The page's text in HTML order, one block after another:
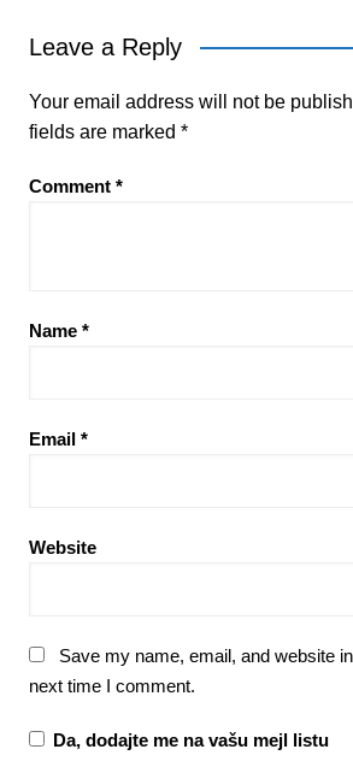
Leave a Reply
Your email address will not be
fields are marked *
Comment *
Name *
Email *
Website
Save my name, email, and website
next time I comment.
Da, dodajte me na vašu mejl listu